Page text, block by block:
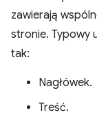
zawierają
stronie. Typowy
tak:
Nagłówek.
Treść.